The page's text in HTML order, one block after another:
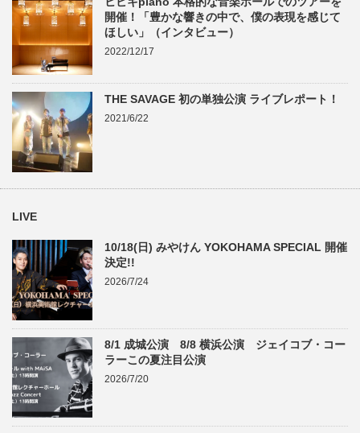
開催！「豊かな響きの中で、僕の表現を感じて
ほしい」（インタビュー）
2022/12/17
THE SAVAGE 初の単独公演 ライブレポート！
2021/6/22
LIVE
10/18(日) みやけん YOKOHAMA SPECIAL 開催
決定!!
2026/7/24
8/1 成城公演 8/8 横浜公演 ジェイコブ・コー
ラーこの夏注目公演
2026/7/20